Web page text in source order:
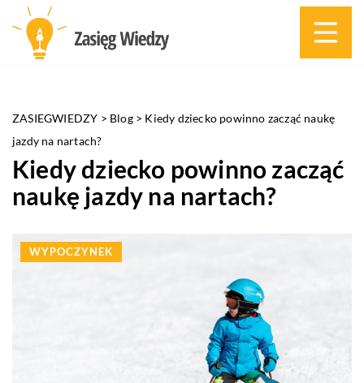
ZASIEGWIEDZY > Blog> Kiedy dziecko powinno zacząć naukę
jazdy na nartach?
Kiedy dziecko powinno zacząć
naukę jazdy na nartach?
WYPOCZYNEK